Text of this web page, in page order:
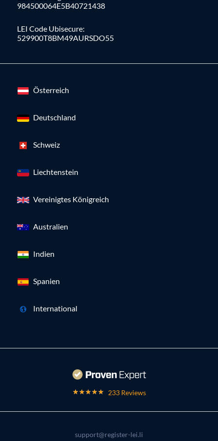
984500064E5B40721438
LEI Code Ubisecure:
529900T8BM49AURSDO55
Österreich
Deutschland
Schweiz
Liechtenstein
Vereinigtes Königreich
Australien
Indien
Spanien
International
233 Reviews
support@register-lei.li